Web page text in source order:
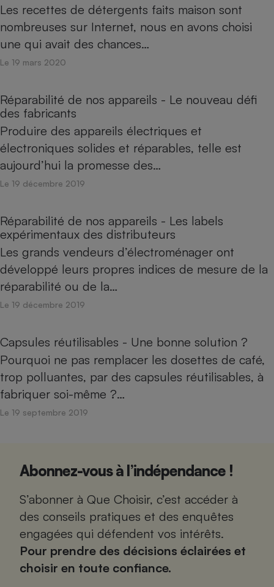
Les recettes de détergents faits maison sont
nombreuses sur Internet, nous en avons choisi
une qui avait des chances…
Le 19 mars 2020
Réparabilité de nos appareils - Le nouveau défi
des fabricants
Produire des appareils électriques et
électroniques solides et réparables, telle est
aujourd’hui la promesse des…
Le 19 décembre 2019
Réparabilité de nos appareils - Les labels
expérimentaux des distributeurs
Les grands vendeurs d’électroménager ont
développé leurs propres indices de mesure de la
réparabilité ou de la…
Le 19 décembre 2019
Capsules réutilisables - Une bonne solution ?
Pourquoi ne pas remplacer les dosettes de café,
trop polluantes, par des capsules réutilisables, à
fabriquer soi-même ?…
Le 19 septembre 2019
Abonnez-vous à l’indépendance !
S’abonner à Que Choisir, c’est accéder à
des conseils pratiques et des enquêtes
engagées qui défendent vos intérêts.
Pour prendre des décisions éclairées et
choisir en toute confiance.